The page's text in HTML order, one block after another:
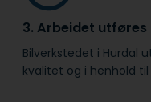
3. Arbeidet utføres
Bilverkstedet i Hurdal
kvalitet og i henhold